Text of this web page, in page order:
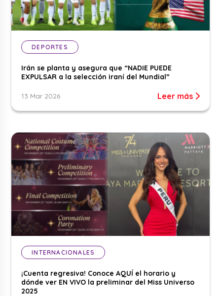
DEPORTES
Irán se planta y asegura que “NADIE PUEDE
EXPULSAR a la selección iraní del Mundial”
13 Mar 2026 Leer más
INTERNACIONALES
¡Cuenta regresiva! Conoce AQUÍ el horario y
dónde ver EN VIVO la preliminar del Miss Universo
2025